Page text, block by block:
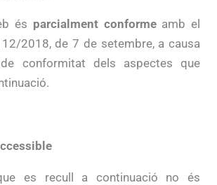
és parcialment conformeamb el
2018, de 7 de setembre, a causa
conformitat dels aspectes que
es recull a continuació no és